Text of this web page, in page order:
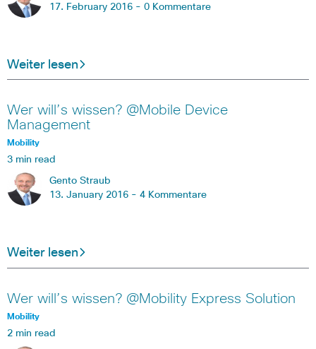
17. February 2016 - 0 Kommentare
Weiter lesen
Wer will’s wissen? @Mobile Device
Management
Mobility
3 min read
Gento Straub
13. January 2016 - 4 Kommentare
Weiter lesen
Wer will’s wissen? @Mobility Express Solution
Mobility
2 min read